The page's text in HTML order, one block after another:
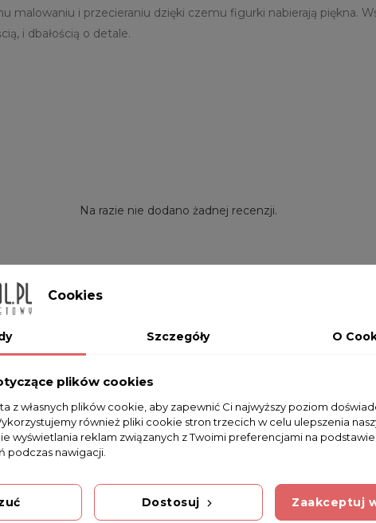
malowaniu i przecieraniu dzięki czemu figurki nabierają piękna.
i dbałością o detale.
Na razie nie dodano żadnej recenzji.
Cookies
Szczegóły O
plików cookies
z własnych plików cookie, aby zapewnić Ci najwyższy poziom
również pliki cookie stron trzecich w celu ulepszenia
wyświetlania reklam związanych z Twoimi preferencjami na
podczas nawigacji.
Dostosuj Zaakceptuj